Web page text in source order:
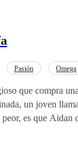
Pasión Omega
que compra
Aidan Aunque hay dos
BxB de